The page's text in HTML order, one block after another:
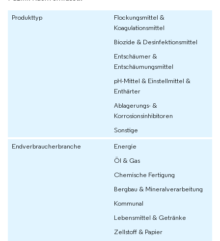
Produkttyp
Flockungsmittel &
Koagulationsmittel
Biozide & Desinfektionsmittel
Entschäumer &
Entschäumungsmittel
pH-Mittel & Einstellmittel &
Enthärter
Ablagerungs- &
Korrosionsinhibitoren
Sonstige
Endverbraucherbranche
Energie
Öl & Gas
Chemische Fertigung
Bergbau & Mineralverarbeitung
Kommunal
Lebensmittel & Getränke
Zellstoff & Papier